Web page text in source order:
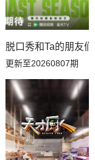
20260712吃播大赏
20260710万事屋加更
20260709下
20260703万事屋特别
20260625副本加更下
脱口秀和Ta的朋友
更新至20260807期